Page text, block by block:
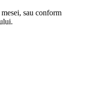
sau conform